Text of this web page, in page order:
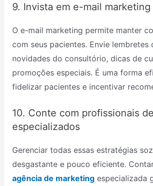
9. Invista em e-mail marketing
O e-mail marketing permite manter
com seus pacientes. Envie lembretes
novidades do consultório, dicas de
promoções especiais. É uma forma
fidelizar pacientes e incentivar
10. Conte com profissionais
especializados
Gerenciar todas essas estratégias
desgastante e pouco eficiente.
agência de marketingespecializada